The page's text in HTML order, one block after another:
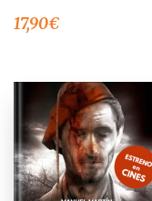
17,90€